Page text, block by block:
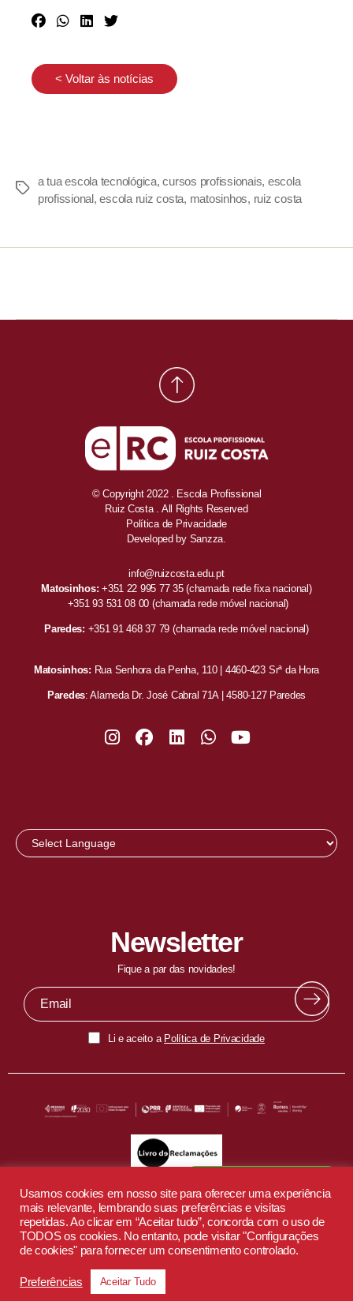
< Voltar às notícias
a tua escola tecnológica,cursos profissionais, escola
profissional,escola ruiz costa, matosinhos, ruiz costa
© Copyright 2022 . Escola Profissional
Ruiz Costa . All Rights Reserved
Política de Privacidade
Developed by Sanzza.
info@ruizcosta.edu.pt
Matosinhos: +351 22 995 77 35(chamada rede fixa nacional)
+351 93 531 08 00 (chamada rede móvel nacional)
Paredes: +351 91 468 37 79 (chamada rede móvel nacional)
Matosinhos: Rua Senhora da Penha, 110 | 4460-423 Srª da Hora
Paredes: Alameda Dr. José Cabral 71A | 4580-127 Paredes
Newsletter
Fique a par das novidades!
Li e aceito a Política de Privacidade
Usamos cookies em nosso site para oferecer uma experiência
mais relevante, lembrando suas preferências e visitas
repetidas. Ao clicar em “Aceitar tudo”, concorda com o uso de
TODOS os cookies. No entanto, pode visitar "Configurações
de cookies" para fornecer um consentimento controlado.
Preferências Aceitar Tudo